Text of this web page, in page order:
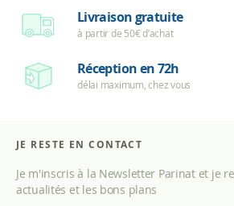
Livraison gratuite
à partir de 50€ d’achat
Réception en 72h
délai maximum, chez vous
JE RESTE EN CONTACT
Je m'inscris à la Newsletter Parinat et je
actualités et les bons plans